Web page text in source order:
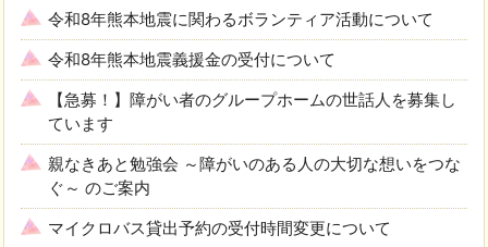
令和8年熊本地震に関わるボランティア活動について
令和8年熊本地震義援金の受付について
【急募！】障がい者のグループホームの世話人を募集し
ています
親なきあと勉強会 ～障がいのある人の大切な想いをつな
ぐ～ のご案内
マイクロバス貸出予約の受付時間変更について